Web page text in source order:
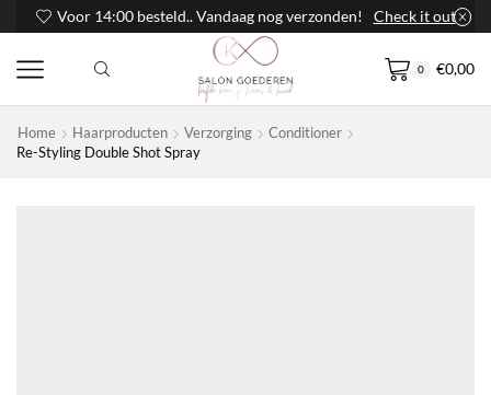
Voor 14:00 besteld.. Vandaag nog verzonden! Check it out
0 €0,00
Home Haarproducten Verzorging
Conditioner
Re-Styling Double Shot Spray